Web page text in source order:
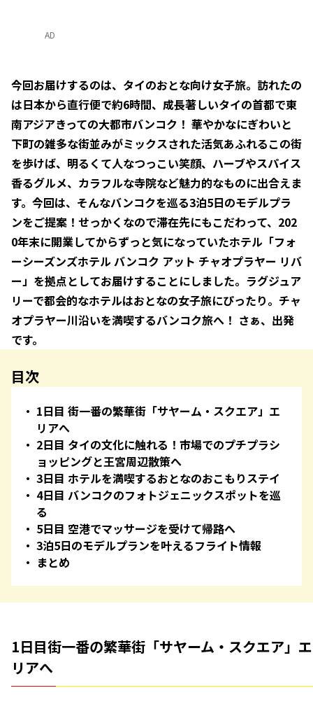
AD
今回お届けするのは、タイのおとな向け女子旅。訪れたの
は日本から直行便で約6時間、成長著しいタイの首都で東
南アジアきっての大都市バンコク！ 華やかなにぎわいと
下町の雑多な街並みがミックスされた活気あふれるこの街
を歩けば、明るくて人なつっこい笑顔、ハーブやスパイス
香るグルメ、カラフルな寺院など魅力的なものに出合えま
す。今回は、そんなバンコクを巡る3泊5日のモデルプラ
ンをご提案！せっかくなので滞在先にもこだわって、202
0年末に開業してからずっと気になっていたホテル「フォ
ーシーズンズホテル バンコク アット チャオプラヤー リバ
ー」を拠点としてお届けすることにしました。ラグジュア
リーで都会的なホテルはおとなの女子旅にぴったり。チャ
オプラヤー川沿いを満喫するバンコク旅へ！ さぁ、出発
です。
目次
1日目 街一番の繁華街「サヤーム・スクエア」エ
リアへ
2日目 タイの文化に触れる！市場でのプチプラシ
ョッピングと王宮周辺散策へ
3日目 ホテルを満喫するおとなのおこもりステイ
4日目 バンコクのフォトジェニックスポットを巡
る
5日目 空港でマッサージを受けて帰路へ
3泊5日のモデルプランを叶えるフライト情報
まとめ
1日目街一番の繁華街「サヤーム・スクエア」エ
リアへ